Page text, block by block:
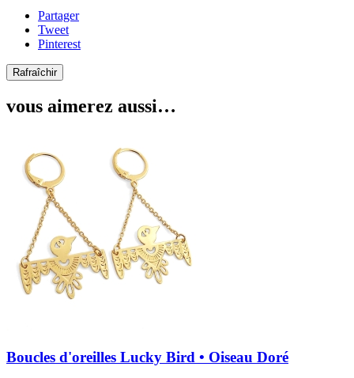
Partager
Tweet
Pinterest
vous aimerez aussi…
Boucles d'oreilles Lucky Bird • Oiseau Doré